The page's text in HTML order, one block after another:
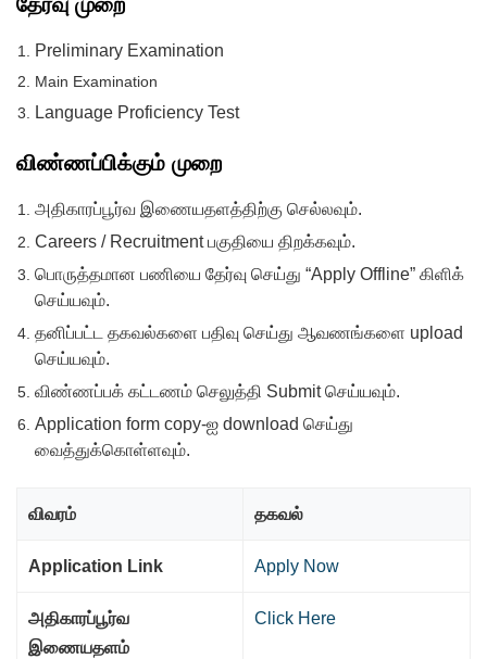
Preliminary Examination
Main Examination
Language Proficiency Test
விண்ணப்பிக்கும் முறை
அதிகாரப்பூர்வ இணையதளத்திற்கு செல்லவும்.
Careers / Recruitment பகுதியை திறக்கவும்.
பொருத்தமான பணியை தேர்வு செய்து “Apply Offline” கிளிக்
செய்யவும்.
தனிப்பட்ட தகவல்களை பதிவு செய்து ஆவணங்களை upload
செய்யவும்.
விண்ணப்பக் கட்டணம் செலுத்தி Submit செய்யவும்.
Application form copy-ஐ download செய்து
வைத்துக்கொள்ளவும்.
விவரம் தகவல்
Application Link Apply Now
அதிகாரப்பூர்வ
இணையதளம்
Click Here